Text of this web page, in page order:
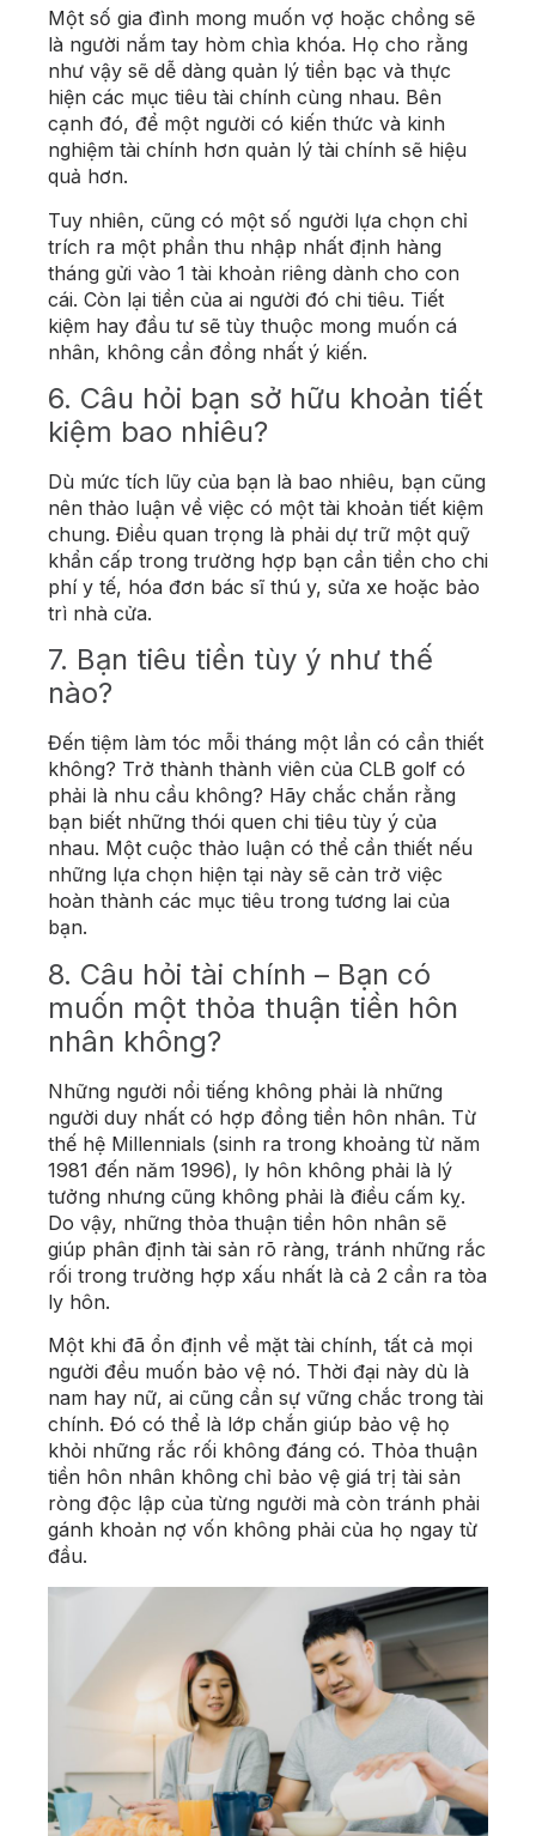
Một số gia đình mong muốn vợ hoặc chồng sẽ
là người nắm tay hòm chìa khóa. Họ cho rằng
như vậy sẽ dễ dàng quản lý tiền bạc và thực
hiện các mục tiêu tài chính cùng nhau. Bên
cạnh đó, để một người có kiến thức và kinh
nghiệm tài chính hơn quản lý tài chính sẽ hiệu
quả hơn.
Tuy nhiên, cũng có một số người lựa chọn chỉ
trích ra một phần thu nhập nhất định hàng
tháng gửi vào 1 tài khoản riêng dành cho con
cái. Còn lại tiền của ai người đó chi tiêu. Tiết
kiệm hay đầu tư sẽ tùy thuộc mong muốn cá
nhân, không cần đồng nhất ý kiến.
6. Câu hỏi bạn sở hữu khoản tiết
kiệm bao nhiêu?
Dù mức tích lũy của bạn là bao nhiêu, bạn cũng
nên thảo luận về việc có một tài khoản tiết kiệm
chung. Điều quan trọng là phải dự trữ một quỹ
khẩn cấp trong trường hợp bạn cần tiền cho chi
phí y tế, hóa đơn bác sĩ thú y, sửa xe hoặc bảo
trì nhà cửa.
7. Bạn tiêu tiền tùy ý như thế
nào?
Đến tiệm làm tóc mỗi tháng một lần có cần thiết
không? Trở thành thành viên của CLB golf có
phải là nhu cầu không? Hãy chắc chắn rằng
bạn biết những thói quen chi tiêu tùy ý của
nhau. Một cuộc thảo luận có thể cần thiết nếu
những lựa chọn hiện tại này sẽ cản trở việc
hoàn thành các mục tiêu trong tương lai của
bạn.
8. Câu hỏi tài chính – Bạn có
muốn một thỏa thuận tiền hôn
nhân không?
Những người nổi tiếng không phải là những
người duy nhất có hợp đồng tiền hôn nhân. Từ
thế hệ Millennials (sinh ra trong khoảng từ năm
1981 đến năm 1996), ly hôn không phải là lý
tưởng nhưng cũng không phải là điều cấm kỵ.
Do vậy, những thỏa thuận tiền hôn nhân sẽ
giúp phân định tài sản rõ ràng, tránh những rắc
rối trong trường hợp xấu nhất là cả 2 cần ra tòa
ly hôn.
Một khi đã ổn định về mặt tài chính, tất cả mọi
người đều muốn bảo vệ nó. Thời đại này dù là
nam hay nữ, ai cũng cần sự vững chắc trong tài
chính. Đó có thể là lớp chắn giúp bảo vệ họ
khỏi những rắc rối không đáng có. Thỏa thuận
tiền hôn nhân không chỉ bảo vệ giá trị tài sản
ròng độc lập của từng người mà còn tránh phải
gánh khoản nợ vốn không phải của họ ngay từ
đầu.